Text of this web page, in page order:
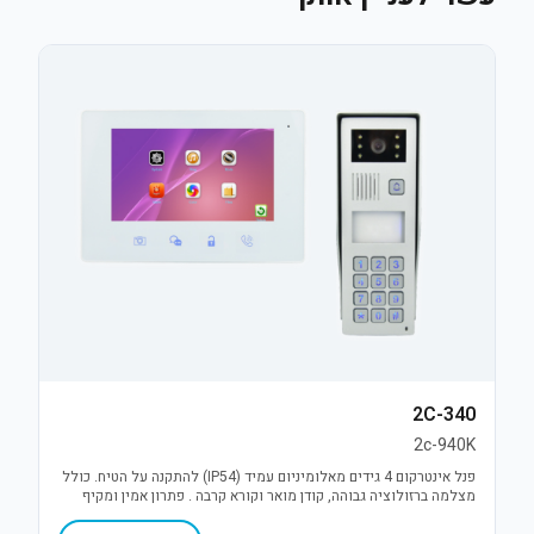
2C-340
2c-940K
פנל אינטרקום 4 גידים מאלומיניום עמיד (IP54) להתקנה על הטיח. כולל
מצלמה ברזולוציה גבוהה, קודן מואר וקורא קרבה . פתרון אמין ומקיף